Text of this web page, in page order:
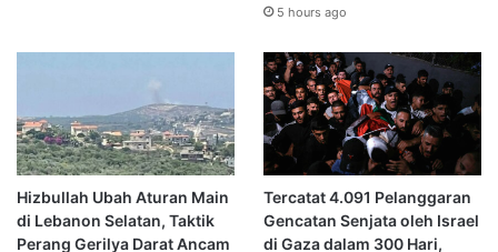
5 hours ago
Hizbullah Ubah Aturan Main
di Lebanon Selatan, Taktik
Perang Gerilya Darat Ancam
Tercatat 4.091 Pelanggaran
Gencatan Senjata oleh Israel
di Gaza dalam 300 Hari,